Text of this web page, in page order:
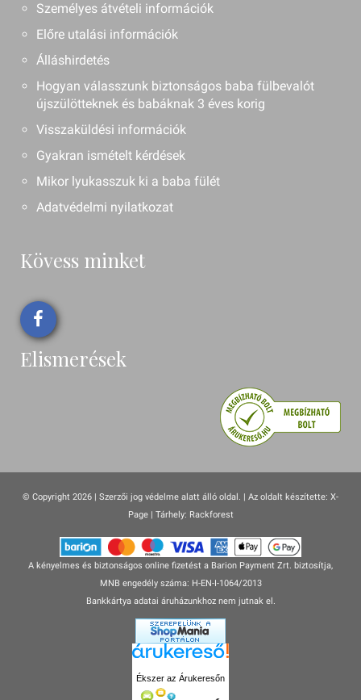
Személyes átvételi információk
Előre utalási információk
Álláshirdetés
Hogyan válasszunk biztonságos baba fülbevalót
újszülötteknek és babáknak 3 éves korig
Visszaküldési információk
Gyakran ismételt kérdések
Mikor lyukasszuk ki a baba fülét
Adatvédelmi nyilatkozat
Kövess minket
Elismerések
© Copyright 2026 | Szerzői jog védelme alatt álló oldal. | Az oldalt készítette: X-
Page| Tárhely: Rackforest
A kényelmes és biztonságos online fizetést a Barion Payment Zrt. biztosítja,
MNB engedély száma: H-EN-I-1064/2013
Bankkártya adatai áruházunkhoz nem jutnak el.
Ékszer az Árukeresőn